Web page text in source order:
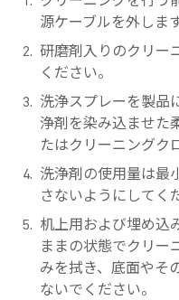
源ケーブルを外します
研磨剤入りのクリー
ください。
洗浄スプレーを製品
浄剤を染み込ませた
たはクリーニングク
洗浄剤の使用量は最
さないようにしてく
机上用および埋め込
ままの状態でクリー
みを拭き、底面やそ
ないでください。